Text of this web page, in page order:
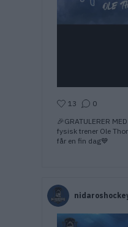
13 0
🎉GRATULERER
fysisk trener Ole
får en fin dag💙